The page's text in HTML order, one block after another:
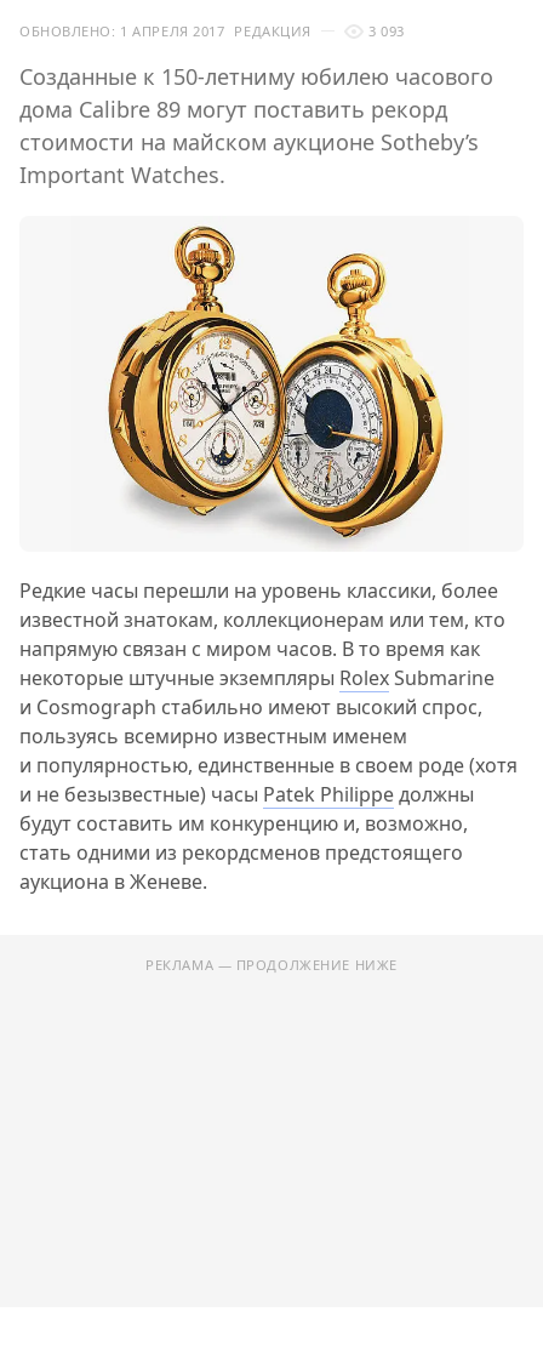
ОБНОВЛЕНО: 1 АПРЕЛЯ 2017 РЕДАКЦИЯ 3 093
Созданные к 150-летниму юбилею часового
дома Calibre 89 могут поставить рекорд
стоимости на майском аукционе Sotheby’s
Important Watches.
Редкие часы перешли на уровень классики, более
известной знатокам, коллекционерам или тем, кто
напрямую связан с миром часов. В то время как
некоторые штучные экземпляры RolexSubmarine
и Cosmograph стабильно имеют высокий спрос,
пользуясь всемирно известным именем
и популярностью, единственные в своем роде (хотя
и не безызвестные) часы Patek Philippeдолжны
будут составить им конкуренцию и, возможно,
стать одними из рекордсменов предстоящего
аукциона в Женеве.
РЕКЛАМА — ПРОДОЛЖЕНИЕ НИЖЕ